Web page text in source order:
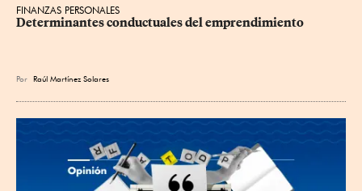
FINANZAS PERSONALES
Determinantes conductuales del emprendimiento
Por Raúl Martínez Solares